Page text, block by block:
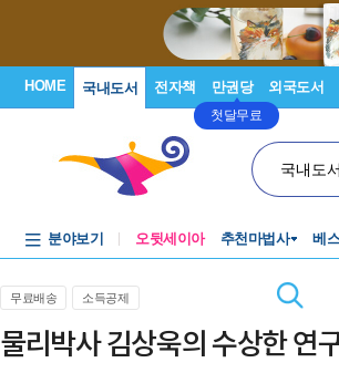
HOME 국내도서 전자책 만권당
첫달무료
외국도서
국내도
분야보기 오뒷세이아 추천마법사 베
무료배송 소득공제
물리박사 김상욱의 수상한 연